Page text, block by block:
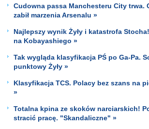
Cudowna passa Manchesteru City trwa.
zabił marzenia Arsenalu »
Najlepszy wynik Żyły i katastrofa
na Kobayashiego »
Tak wygląda klasyfikacja PŚ po Ga-Pa.
punktowy Żyły »
Klasyfikacja TCS. Polacy bez szans na
»
Totalna kpina ze skoków narciarskich!
stracić pracę. "Skandaliczne" »